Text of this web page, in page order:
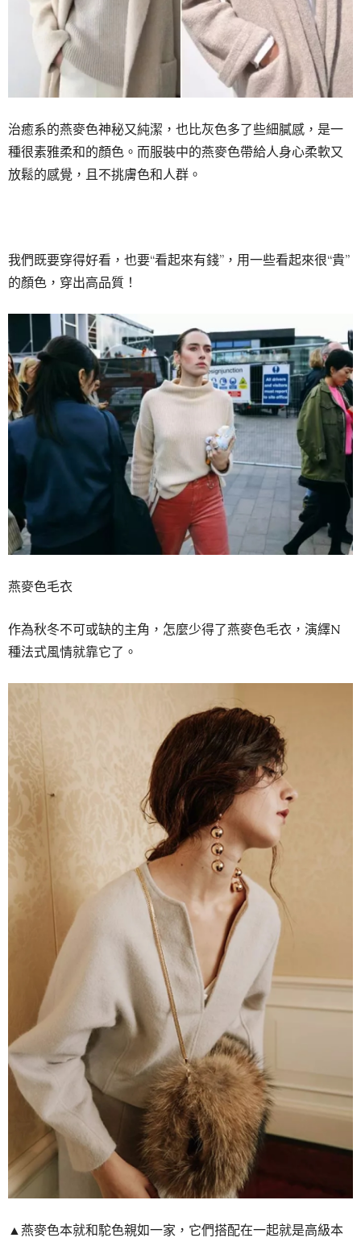
治癒系的燕麥色神秘又純潔，也比灰色多了些細膩感，是一
種很素雅柔和的顏色。而服裝中的燕麥色帶給人身心柔軟又
放鬆的感覺，且不挑膚色和人群。
我們既要穿得好看，也要“看起來有錢”，用一些看起來很“貴”
的顏色，穿出高品質！
燕麥色毛衣
作為秋冬不可或缺的主角，怎麼少得了燕麥色毛衣，演繹N
種法式風情就靠它了。
▲燕麥色本就和駝色親如一家，它們搭配在一起就是高級本